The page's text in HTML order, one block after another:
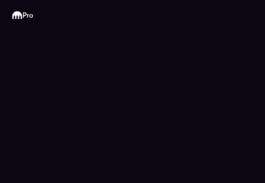
Kraken
Pro